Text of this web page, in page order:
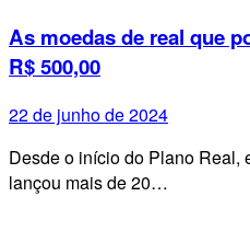
As moedas de real que
R$ 500,00
22 de junho de 2024
Desde o início do Plano Real,
lançou mais de 20…